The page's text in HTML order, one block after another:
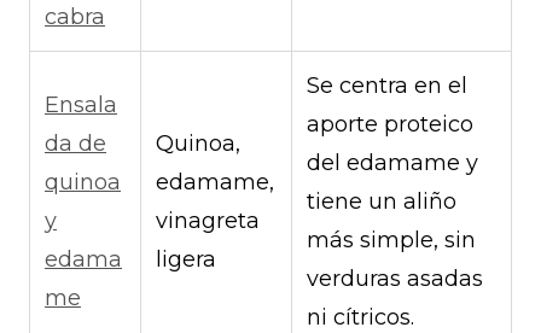
cabra
Ensala
da de
quinoa
y
edama
me
Quinoa,
edamame,
vinagreta
ligera
Se centra en el
aporte proteico
del edamame y
tiene un aliño
más simple, sin
verduras asadas
ni cítricos.